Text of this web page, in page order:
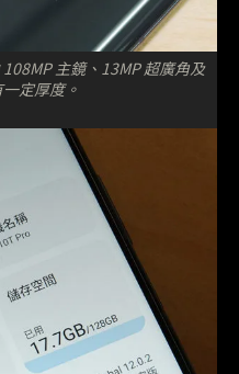
主鏡、13MP 超廣角及
定厚度。